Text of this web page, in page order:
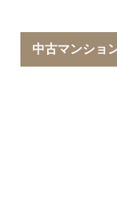
中古マンショ